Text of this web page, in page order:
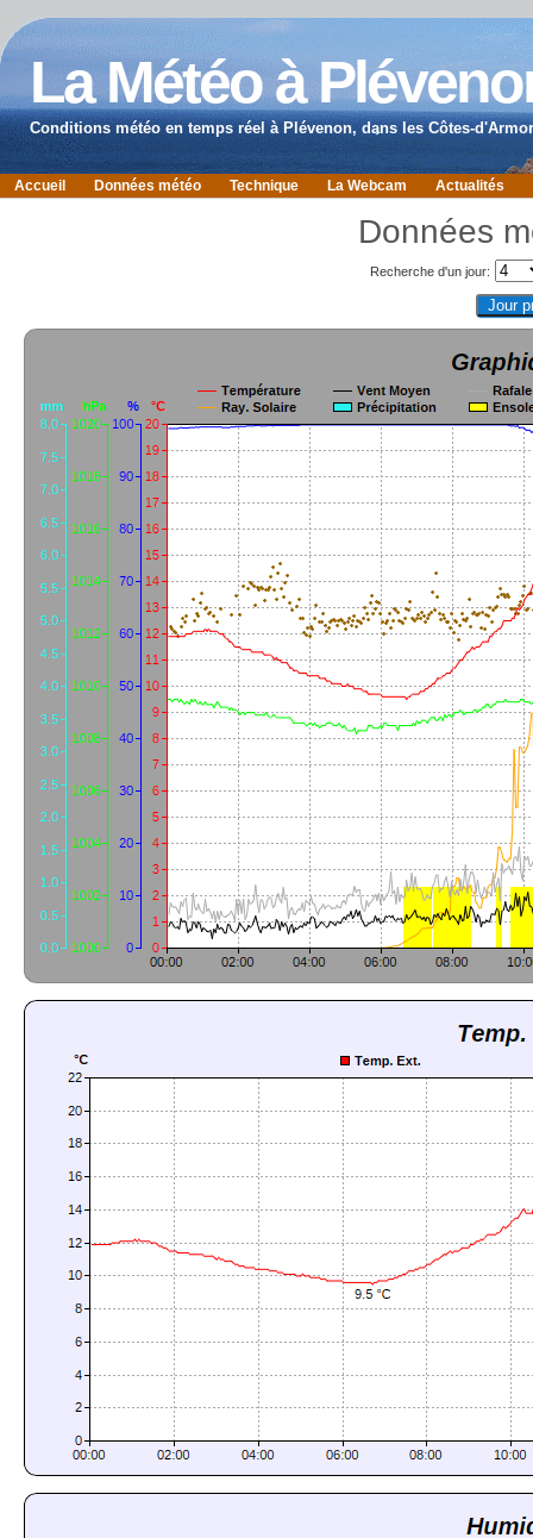
La Météo à
Conditions météo en temps réel à Plévenon, dans les Côtes-
Accueil Données météo Technique La Webcam Actualités
Données
Recherche d'un jour: